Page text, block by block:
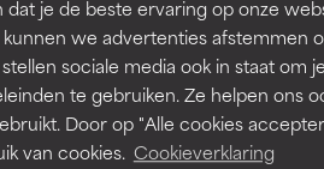
je de beste ervaring op onze
we advertenties afstemmen
sociale media ook in staat om je
te gebruiken. Ze helpen ons
Door op "Alle cookies
van cookies. Cookieverklaring
in this dictionary. Regulations
stabiliteits- of andere
vergroot als het gecombineerd
stabiliteits- of andere
vergroot als het gecombineerd